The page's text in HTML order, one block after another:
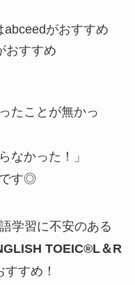
abceedがおすすめ
おすすめ
たことが無かっ
なかった！」
です◎
学習に不安のある
TOEIC®L＆R
すすめ！